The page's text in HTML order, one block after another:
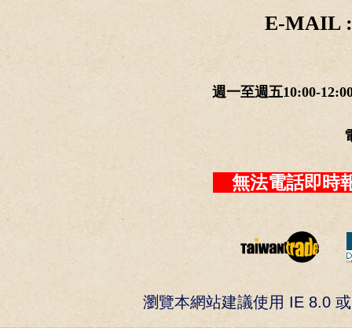
E-MAIL :
週一至週五10:00-
無法電話即
瀏覽本網站建議使用 IE 8.0